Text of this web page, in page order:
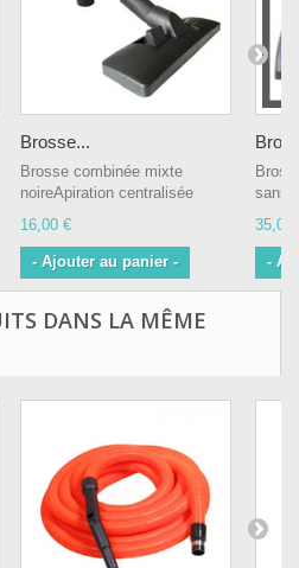
Brosse...
Brosse combinée mixte
noireApiration centralisée
16,00 €
- Ajouter au panier -
sans
35,00
-
DANS LA MÊME